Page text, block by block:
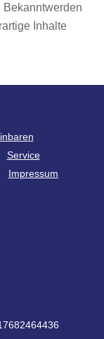
Inhalte
Service
Impressum